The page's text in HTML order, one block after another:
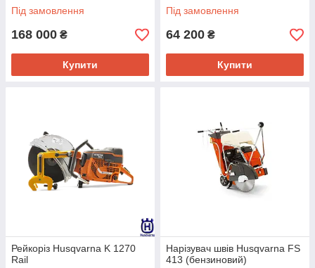
Під замовлення
168 000 ₴
Купити
Під замовлення
64 200 ₴
Купити
Рейкоріз Husqvarna K 1270
Rail
Нарізувач швів Husqvarna FS
413 (бензиновий)